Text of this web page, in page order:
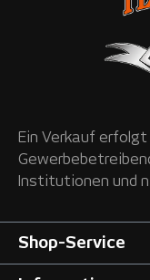
Ein Verkauf
Institutionen und
Shop-Service